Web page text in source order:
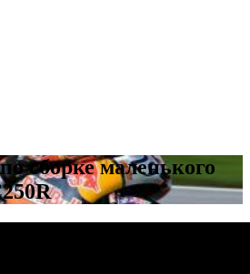
сборке маленького